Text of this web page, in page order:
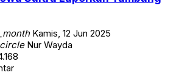
Kamis, 12 Jun 2025
Nur Wayda